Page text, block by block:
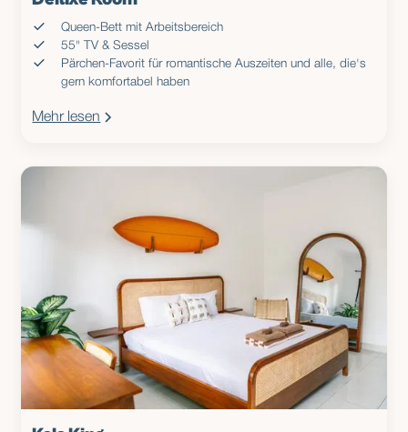
Queen-Bett mit Arbeitsbereich
55" TV & Sessel
Pärchen-Favorit für romantische Auszeiten und alle, die's
gern komfortabel haben
Mehr lesen